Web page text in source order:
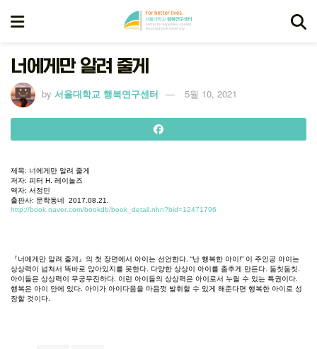
너에게만 알려 줄게
by 서울대학교 행복연구센터 5월 10, 2021
제목: 너에게만 알려 줄게
저자: 피터 H. 레이놀즈
역자: 서정민
출판사: 문학동네
2017.08.21.
http://book.naver.com/bookdb/book_detail.nhn?bid=12471796
『너에게만 알려 줄게』의 첫 장면에서 아이는 선언한다 . “난 행복한 아이!” 이 주인공 아이는
상상력이 넘쳐서 똑바로 앉아있지를 못한다 다양한 상상이 아이를 춤추게 만든다 둠칫둠칫
아이들은 상상력이 무궁무진하다 이런 아이들의 상상력은 아이로서 누릴 수 있는 특권이다
행복은 아이 안에 있다 아이가 아이다움을 마음껏 발휘할 수 있게 해준다면 행복한 아이로 성
장할 것이다